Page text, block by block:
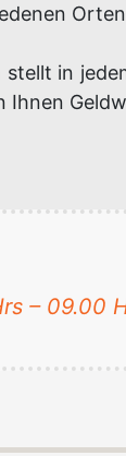
stellt in
Ihnen
– 09.00